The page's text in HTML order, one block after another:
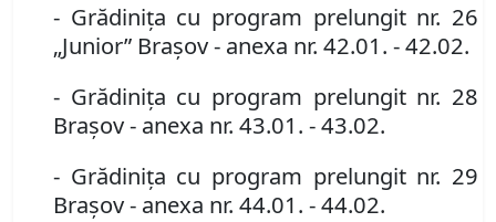
- Grădiniţa cu program prelungit nr. 26
„Junior” Braşov- anexa nr. 42.01. - 42.02.
- Grădiniţa cu program prelungit nr. 28
Braşov- anexa nr. 43.01. - 43.02.
- Grădiniţa cu program prelungit nr. 29
Braşov- anexa nr. 44.01. - 44.02.